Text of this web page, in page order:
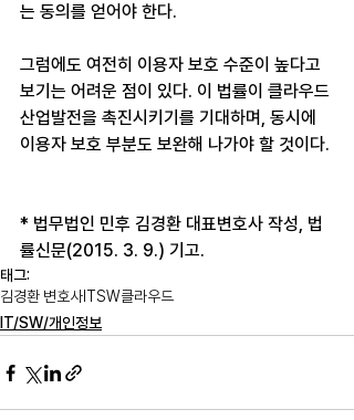
는 동의를 얻어야 한다.
그럼에도 여전히 이용자 보호 수준이 높다고
보기는 어려운 점이 있다. 이 법률이 클라우드
산업발전을 촉진시키기를 기대하며, 동시에
이용자 보호 부분도 보완해 나가야 할 것이다.
* 법무법인 민후 김경환 대표변호사 작성, 법
률신문(2015. 3. 9.) 기고.
태그:
김경환 변호사 ITSW클라우드
IT/SW/개인정보